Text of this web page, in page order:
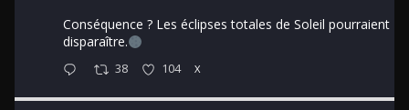
Conséquence ? Les éclipses totales de Soleil pourraient
disparaître.
38 104 X